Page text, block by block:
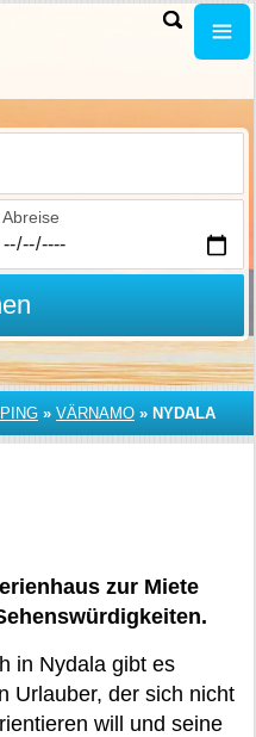
Abreise
» VÄRNAMO » NYDALA
zur Miete
in Nydala gibt es
Urlauber, der sich nicht
will und seine